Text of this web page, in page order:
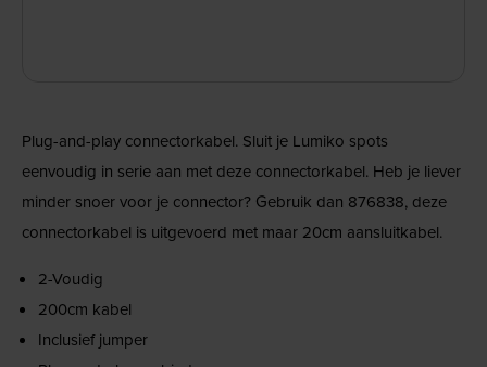
Plug-and-play connectorkabel. Sluit je Lumiko spots
eenvoudig in serie aan met deze connectorkabel. Heb je liever
minder snoer voor je connector? Gebruik dan 876838, deze
connectorkabel is uitgevoerd met maar 20cm aansluitkabel.
2-Voudig
200cm kabel
Inclusief jumper